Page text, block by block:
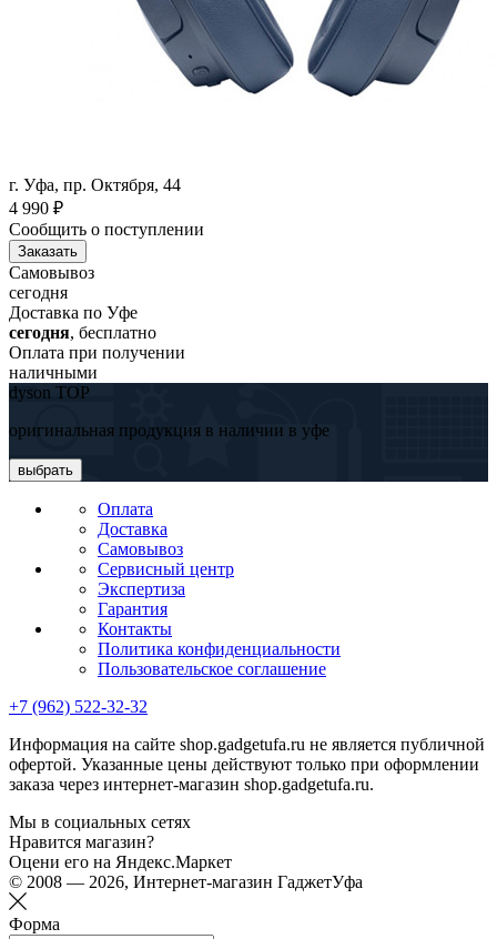
г. Уфа, пр. Октября, 44
4 990 ₽
Сообщить о поступлении
Заказать
Самовывоз
сегодня
Доставка по Уфе
сегодня, бесплатно
Оплата при получении
наличными
dyson TOP
оригинальная продукция в наличии в уфе
выбрать
Оплата
Доставка
Самовывоз
Сервисный центр
Экспертиза
Гарантия
Контакты
Политика конфиденциальности
Пользовательское соглашение
+7 (962) 522-32-32
Информация на сайте shop.gadgetufa.ru не является публичной
офертой. Указанные цены действуют только при оформлении
заказа через интернет-магазин shop.gadgetufa.ru.
Мы в социальных сетях
Нравится магазин?
Оцени его на Яндекс.Маркет
© 2008 — 2026, Интернет-магазин ГаджетУфа
Форма